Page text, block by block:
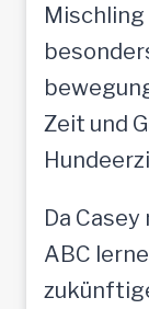
Zeit und
Da
ABC